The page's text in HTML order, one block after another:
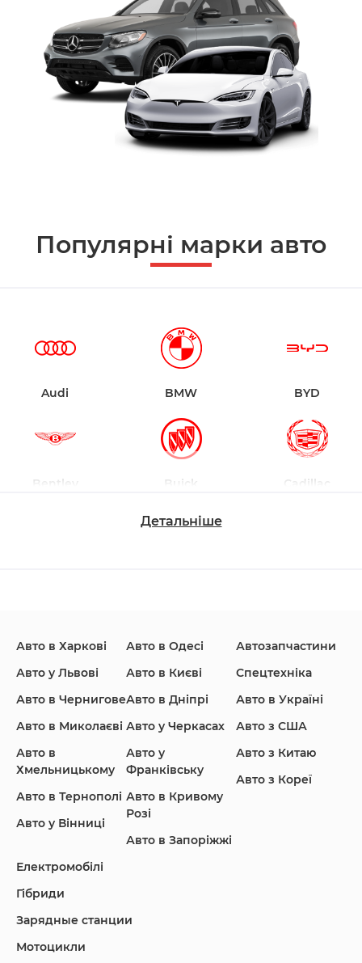
Популярні марки авто
Audi BMW BYD
Bentley Buick Cadillac
Honda Hyundai
Infiniti Jaguar Jeep
Land Rover
Детальніше
Авто в Харкові
Авто у Львові
Авто в Чернигове
Авто в Миколаєві
Авто в
Хмельницькому
Авто в Тернополі
Авто у Вінниці
Авто в Одесі
Авто в Києві
Авто в Дніпрі
Авто у Черкасах
Авто у
Франківську
Авто в Кривому
Розі
Авто в Запоріжжі
Автозапчастини
Спецтехніка
Авто в Україні
Авто з США
Авто з Китаю
Авто з Кореї
Електромобілі
Гібриди
Зарядные станции
Мотоцикли